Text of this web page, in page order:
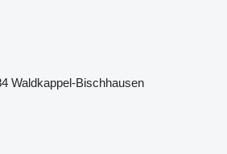
Waldkappel-Bischhausen